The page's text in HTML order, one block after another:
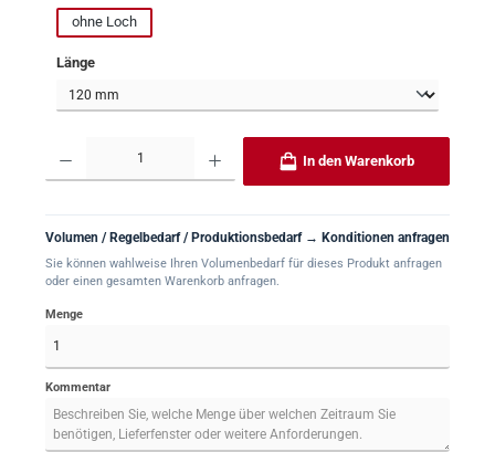
ohne Loch
Längeauswählen
In den Warenkorb
Volumen / Regelbedarf / Produktionsbedarf → Konditionen anfragen
Sie können wahlweise Ihren Volumenbedarf für dieses Produkt anfragen
oder einen gesamten Warenkorb anfragen.
Menge
Kommentar